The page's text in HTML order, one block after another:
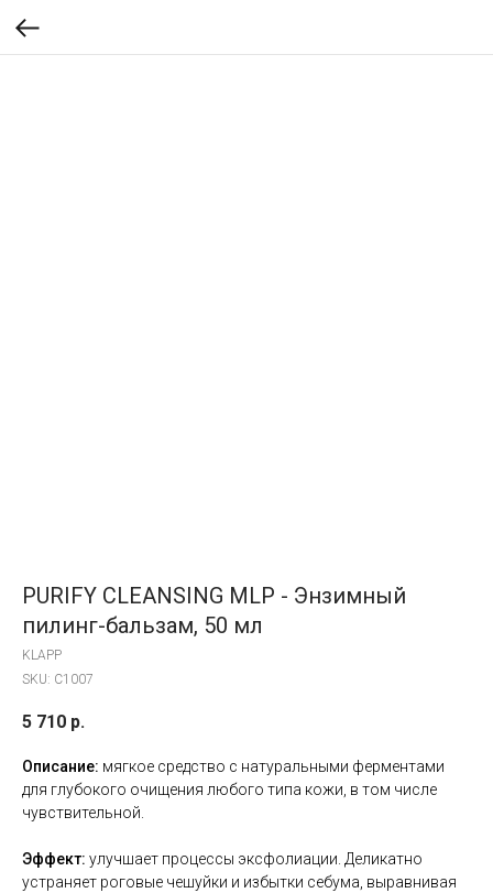
PURIFY CLEANSING MLP - Энзимный
пилинг-бальзам, 50 мл
KLAPP
SKU: C1007
5 710 р.
Описание: мягкое средство с натуральными ферментами
для глубокого очищения любого типа кожи, в том числе
чувствительной.
Эффект: улучшает процессы эксфолиации. Деликатно
устраняет роговые чешуйки и избытки себума, выравнивая